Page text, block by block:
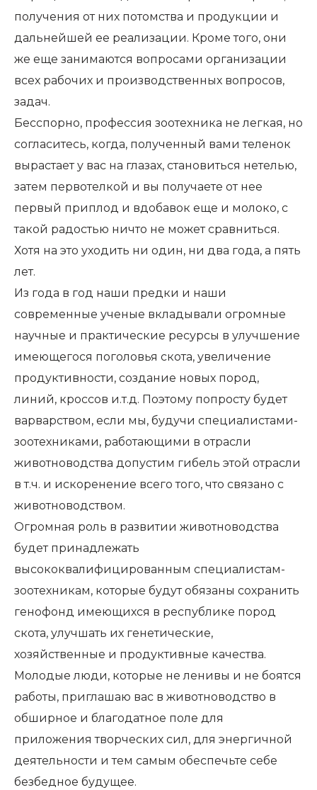
получения от них потомства и продукции и
дальнейшей ее реализации. Кроме того, они
же еще занимаются вопросами организации
всех рабочих и производственных вопросов,
задач.
Бесспорно, профессия зоотехника не легкая, но
согласитесь, когда, полученный вами теленок
вырастает у вас на глазах, становиться нетелью,
затем первотелкой и вы получаете от нее
первый приплод и вдобавок еще и молоко, с
такой радостью ничто не может сравниться.
Хотя на это уходить ни один, ни два года, а пять
лет.
Из года в год наши предки и наши
современные ученые вкладывали огромные
научные и практические ресурсы в улучшение
имеющегося поголовья скота, увеличение
продуктивности, создание новых пород,
линий, кроссов и.т.д. Поэтому попросту будет
варварством, если мы, будучи специалистами-
зоотехниками, работающими в отрасли
животноводства допустим гибель этой отрасли
в т.ч. и искоренение всего того, что связано с
животноводством.
Огромная роль в развитии животноводства
будет принадлежать
высококвалифицированным специалистам-
зоотехникам, которые будут обязаны сохранить
генофонд имеющихся в республике пород
скота, улучшать их генетические,
хозяйственные и продуктивные качества.
Молодые люди, которые не ленивы и не боятся
работы, приглашаю вас в животноводство в
обширное и благодатное поле для
приложения творческих сил, для энергичной
деятельности и тем самым обеспечьте себе
безбедное будущее.